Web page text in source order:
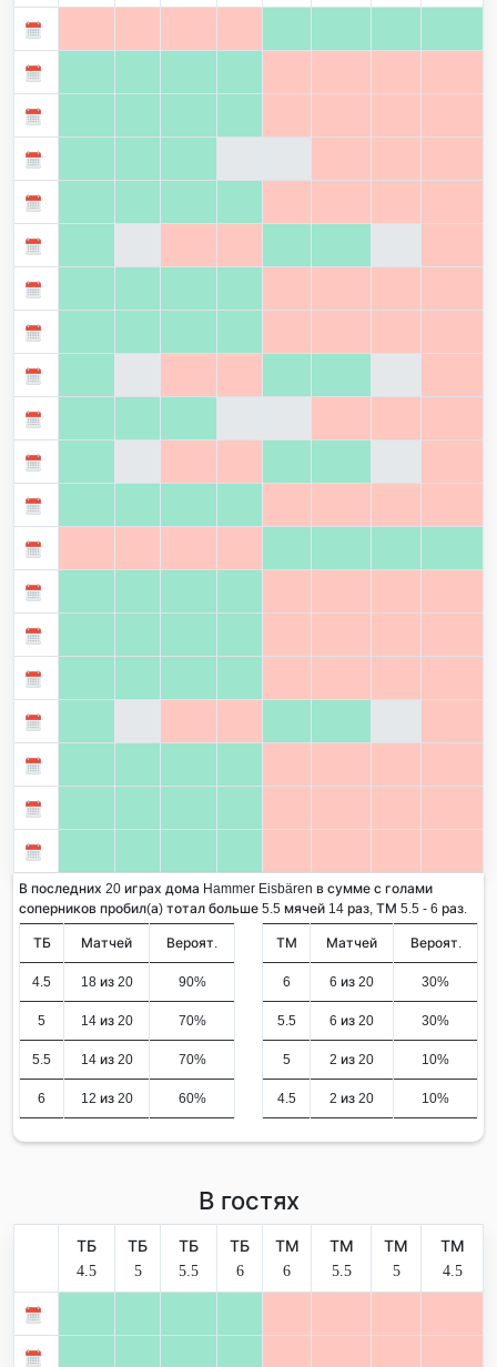
В последних 20 играх дома Hammer Eisbären в сумме с голами
соперников пробил(а) тотал больше 5.5 мячей 14 раз, ТМ 5.5 - 6 раз.
ТБ Матчей Вероят.
4.5 18 из 20 90%
5 14 из 20 70%
5.5 14 из 20 70%
6 12 из 20 60%
ТМ Матчей Вероят.
6 6 из 20 30%
5.5 6 из 20 30%
5 2 из 20 10%
4.5 2 из 20 10%
В гостях
ТБ
4.5
ТБ
5
ТБ
5.5
ТБ
6
ТМ
6
ТМ
5.5
ТМ
5
ТМ
4.5